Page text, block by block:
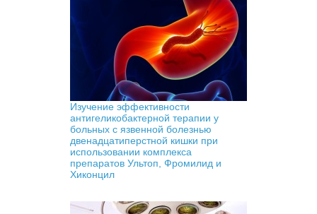
Изучение эффективности
антигеликобактерной терапии у
больных с язвенной болезнью
двенадцатиперстной кишки при
использовании комплекса
препаратов Ультоп, Фромилид и
Хиконцил